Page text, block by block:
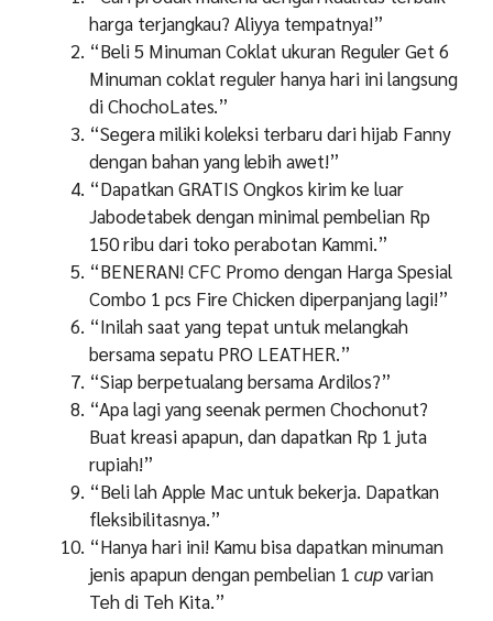
harga terjangkau? Aliyya tempatnya!”
“Beli 5 Minuman Coklat ukuran Reguler Get 6
Minuman coklat reguler hanya hari ini langsung
di ChochoLates.”
“Segera miliki koleksi terbaru dari hijab Fanny
dengan bahan yang lebih awet!”
“Dapatkan GRATIS Ongkos kirim ke luar
Jabodetabek dengan minimal pembelian Rp
150 ribu dari toko perabotan Kammi.”
“BENERAN! CFC Promo dengan Harga Spesial
Combo 1 pcs Fire Chicken diperpanjang lagi!”
“Inilah saat yang tepat untuk melangkah
bersama sepatu PRO LEATHER.”
“Siap berpetualang bersama Ardilos?”
“Apa lagi yang seenak permen Chochonut?
Buat kreasi apapun, dan dapatkan Rp 1 juta
rupiah!”
“Beli lah Apple Mac untuk bekerja. Dapatkan
fleksibilitasnya.”
“Hanya hari ini! Kamu bisa dapatkan minuman
jenis apapun dengan pembelian 1 cupvarian
Teh di Teh Kita.”